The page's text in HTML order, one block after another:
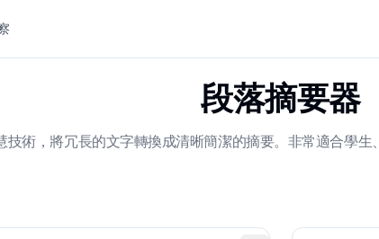
段落摘要器
術，將冗長的文字轉換成清晰簡潔的摘要。非常適合學生